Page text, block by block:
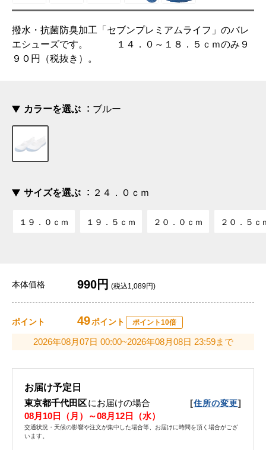
撥水・抗菌防臭加工「セブンプレミアムライフ」のバレ
エシューズです。 １４．０～１８．５ｃｍのみ９
９０円（税抜き）。
カラーを選ぶ ブルー
サイズを選ぶ ２４．０ｃｍ
１９．０ｃｍ １９．５ｃｍ ２０．０ｃｍ ２０．５ｃ
本体価格 990円 (税込1,089円)
ポイント 49ポイント ポイント10倍
2026年08月07日 00:00~2026年08月08日 23:59まで
お届け予定日
東京都千代田区にお届けの場合 [住所の変更]
08月10日（月）～08月12日（水）
交通状況・天候の影響や注文が集中した場合等、お届けに時間を頂く場合がござ
います。